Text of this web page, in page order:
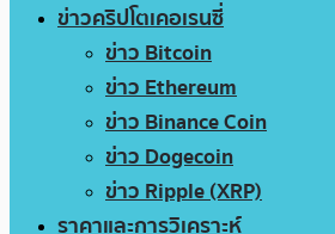
ข่าวคริปโตเคอเรนซี่
ข่าว Bitcoin
ข่าว Ethereum
ข่าว Binance Coin
ข่าว Dogecoin
ข่าว Ripple (XRP)
ราคาและการวิเคราะห์